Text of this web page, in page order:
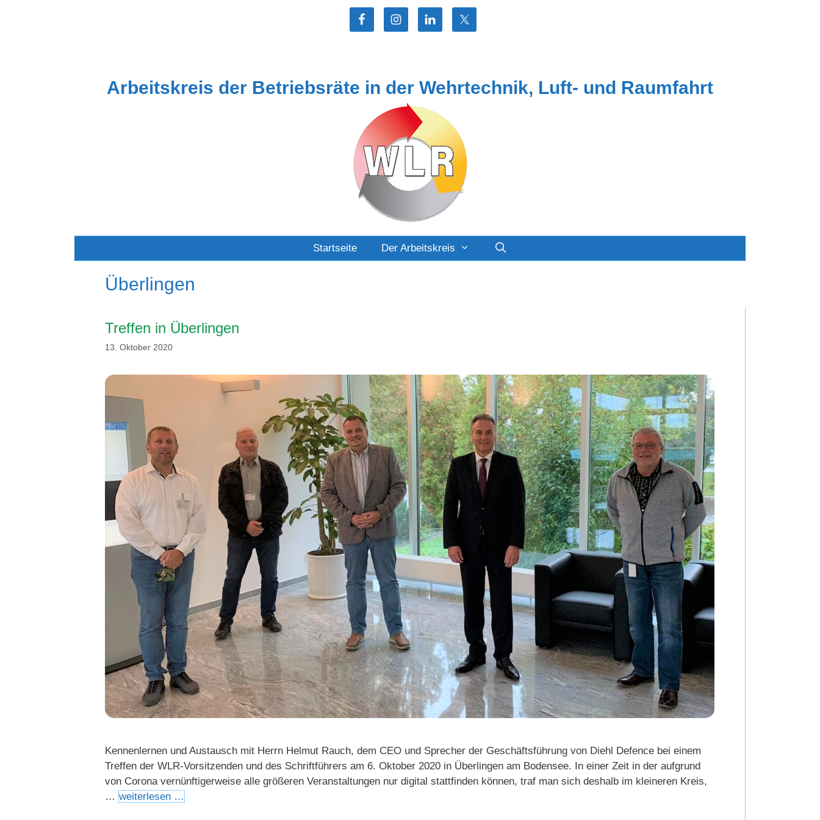
Arbeitskreis der Betriebsräte in der Wehrtechnik, Luft- und Raumfahrt
Startseite Der Arbeitskreis
Überlingen
Treffen in Überlingen
13. Oktober 2020
Kennenlernen und Austausch mit Herrn Helmut Rauch, dem CEO und Sprecher der Geschäftsführung von Diehl Defence bei einem
Treffen der WLR-Vorsitzenden und des Schriftführers am 6. Oktober 2020 in Überlingen am Bodensee. In einer Zeit in der aufgrund
von Corona vernünftigerweise alle größeren Veranstaltungen nur digital stattfinden können, traf man sich deshalb im kleineren Kreis,
… weiterlesen …